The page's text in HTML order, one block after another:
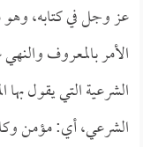
عز وجل في كتابه،
الأمر بالمعروف
الشرعية التي يقول
الشرعي، أي: مؤمن